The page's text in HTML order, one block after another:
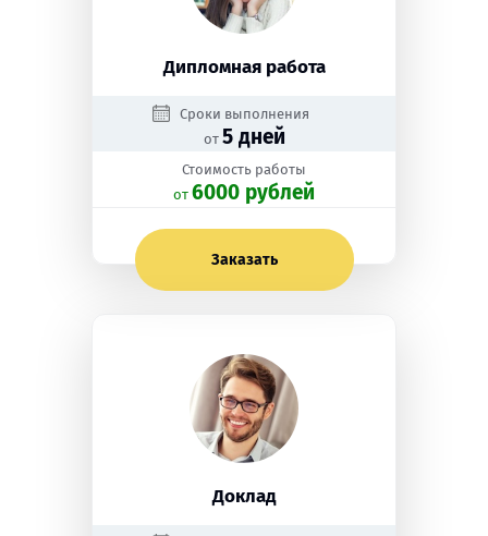
Дипломная работа
Сроки выполнения
от 5 дней
Стоимость работы
oт 6000 рублей
Заказать
Доклад